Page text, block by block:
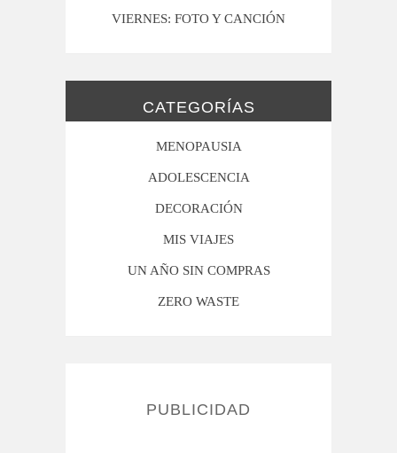
VIERNES: FOTO Y CANCIÓN
CATEGORÍAS
MENOPAUSIA
ADOLESCENCIA
DECORACIÓN
MIS VIAJES
UN AÑO SIN COMPRAS
ZERO WASTE
PUBLICIDAD